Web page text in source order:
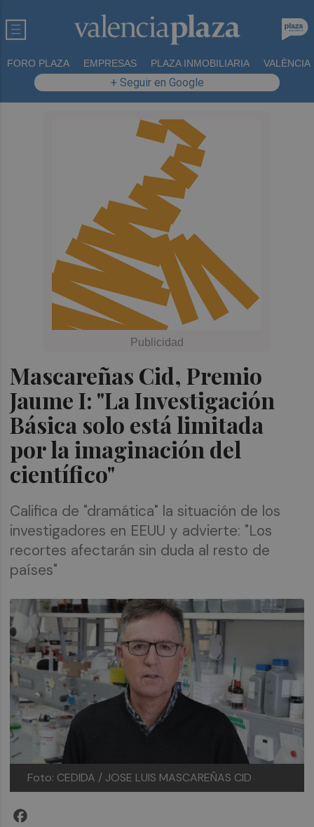
FORO PLAZA EMPRESAS PLAZA INMOBILIARIA VALÈNCIA
+ Seguir en Google
Mascareñas Cid, Premio
Jaume I: "La Investigación
Básica solo está limitada
por la imaginación del
científico"
Califica de "dramática" la situación de los
investigadores en EEUU y advierte: "Los
recortes afectarán sin duda al resto de
países"
Foto: CEDIDA / JOSE LUIS MASCAREÑAS CID